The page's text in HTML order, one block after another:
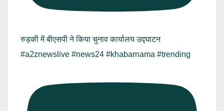
रुड़की में बीएसपी ने किया चुनाव कार्यालय उद्घाटन
#a2znewslive #news24 #khabarnama #trending